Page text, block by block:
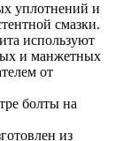
уплотнений и
смазки.
используют
и манжетных
от
болты на
из